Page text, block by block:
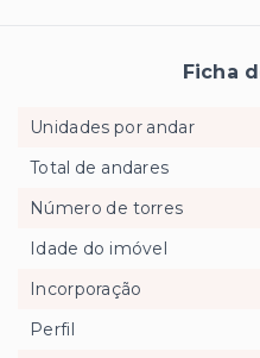
Ficha
Unidades por andar
Total de andares
Número de torres
Idade do imóvel
Incorporação
Perfil